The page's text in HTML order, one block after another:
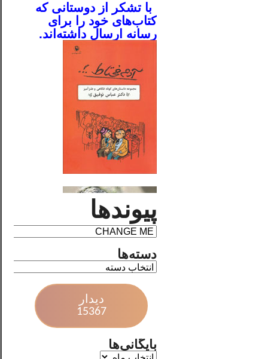
با تشکر از دوستانی که
کتاب‌های خود را برای
رسانه ارسال داشته‌اند.
پیوندها
دسته‌ها
دیدار
15367
بایگانی‌ها